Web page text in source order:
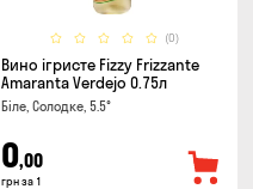
(0)
Вино ігристе Fizzy Frizzante
Amaranta Verdejo 0.75л
Біле, Солодке, 5.5°
0,00
грн за 1